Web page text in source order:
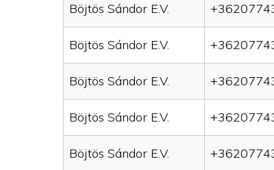
Böjtös Sándor E.V.
Böjtös Sándor E.V.
Böjtös Sándor E.V.
Böjtös Sándor E.V.
Böjtös Sándor E.V.